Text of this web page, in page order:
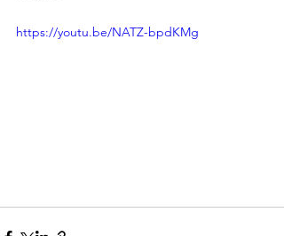
https://youtu.be/NATZ-bpdKMg